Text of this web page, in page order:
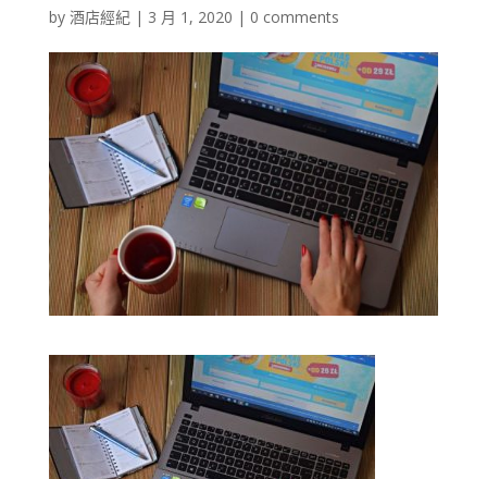
by 酒店經紀| 3 月 1, 2020 | 0 comments